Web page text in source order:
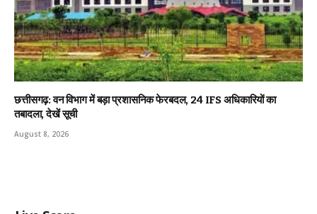
छत्तीसगढ़: वन विभाग में बड़ा प्रशासनिक फेरबदल, 24 IFS अधिकारियों का
तबादला, देखें सूची
August 8, 2026